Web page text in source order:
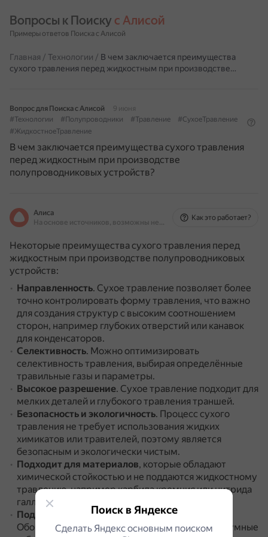
Вопросы к Поиску с Алисой
Примеры ответов Поиска с Алисой
Главная / Технологии / В чем заключается преимущества
сухого травления перед жидкостным при производстве…
Вопрос для Поиска с Алисой
9 июня
#Технологии
#Полупроводники #Травление
#СухоеТравление
#ЖидкостноеТравление
В чем заключается преимущества сухого травления
перед жидкостным при производстве
полупроводниковых устройств?
Алиса
На основе источников, возможны неточности
Как это работает?
Некоторые преимущества сухого травления перед
жидкостным при производстве полупроводниковых
устройств:
Направленность. Сухое травление позволяет более
точно контролировать форму травления, что важно
для создания структур с высоким соотношением
сторон, например глубоких отверстий или канавок
для конденсаторов.
Селективность. Можно оптимизировать
селективность травления, выбирая определённые
травильные газы и параметры.
Высокое разрешение. Сухое травление подходит для
мелких деталей и глубокого травления траншей.
Безопасность и экологичность. Процесс сухого
травления не требует использования жидких
химикатов или травителей, поэтому является
безопасным и экологически чистым.
Подходит для материалов, которые обладают
химической стойкостью и не поддаются жидкостному
травлению, например карбида кремния или нитрида
галлия.
Подходит для крупносерийного производства
Оборудование для сухого травления имеет разумные
Поиск в Яндексе
Сделать Яндекс основным поиском